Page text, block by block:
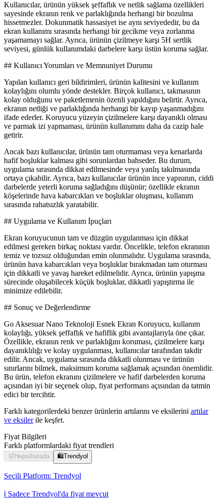
Kullanıcılar, ürünün yüksek şeffaflık ve netlik sağlama özellikleri
sayesinde ekranın renk ve parlaklığında herhangi bir bozulma
hissetmezler. Dokunmatik hassasiyet ise aynı seviyededir, bu da
ekran kullanımı sırasında herhangi bir gecikme veya zorlanma
yaşamamayı sağlar. Ayrıca, ürünün çizilmeye karşı 5H sertlik
seviyesi, günlük kullanımdaki darbelere karşı üstün koruma sağlar.
## Kullanıcı Yorumları ve Memnuniyet Durumu
Yapılan kullanıcı geri bildirimleri, ürünün kalitesini ve kullanım
kolaylığını olumlu yönde destekler. Birçok kullanıcı, takmasının
kolay olduğunu ve paketlemenin özenli yapıldığını belirtir. Ayrıca,
ekranın netliği ve parlaklığında herhangi bir kayıp yaşanmadığını
ifade ederler. Koruyucu yüzeyin çizilmelere karşı dayanıklı olması
ve parmak izi yapmaması, ürünün kullanımını daha da cazip hale
getirir.
Ancak bazı kullanıcılar, ürünün tam oturmaması veya kenarlarda
hafif boşluklar kalması gibi sorunlardan bahseder. Bu durum,
uygulama sırasında dikkat edilmesinde veya yanlış takılmasında
ortaya çıkabilir. Ayrıca, bazı kullanıcılar ürünün ince yapısının, ciddi
darbelerde yeterli koruma sağladığını düşünür; özellikle ekranın
köşelerinde hava kabarcıkları ve boşluklar oluşması, kullanım
sırasında rahatsızlık yaratabilir.
## Uygulama ve Kullanım İpuçları
Ekran koruyucunun tam ve düzgün uygulanması için dikkat
edilmesi gereken birkaç noktası vardır. Öncelikle, telefon ekranının
temiz ve tozsuz olduğundan emin olunmalıdır. Uygulama sırasında,
ürünün hava kabarcıkları veya boşluklar bırakmadan tam oturması
için dikkatli ve yavaş hareket edilmelidir. Ayrıca, ürünün yapışma
sürecinde oluşabilecek küçük boşluklar, dikkatli yapıştırma ile
minimize edilebilir.
## Sonuç ve Değerlendirme
Go Aksesuar Nano Teknoloji Esnek Ekran Koruyucu, kullanım
kolaylığı, yüksek şeffaflık ve hafiflik gibi avantajlarıyla öne çıkar.
Özellikle, ekranın renk ve parlaklığını koruması, çizilmelere karşı
dayanıklılığı ve kolay uygulanması, kullanıcılar tarafından takdir
edilir. Ancak, uygulama sırasında dikkatli olunması ve ürünün
sınırlarını bilmek, maksimum koruma sağlamak açısından önemlidir.
Bu ürün, telefon ekranını çizilmelere ve hafif darbelerden koruma
açısından iyi bir seçenek olup, fiyat performans açısından da tatmin
edici bir tercihtir.
Farklı kategorilerdeki benzer ürünlerin artılarını ve eksilerini artılar
ve eksilerile keşfet.
Fiyat Bilgileri
Farklı platformlardaki fiyat trendleri
🛒 Hepsiburada 🛍️Trendyol
Seçili Platform: Trendyol
ℹ️ Sadece Trendyol'da fiyat mevcut